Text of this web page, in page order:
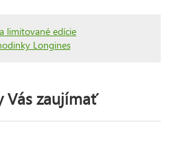
limitované edície
Longines
Vás zaujímať